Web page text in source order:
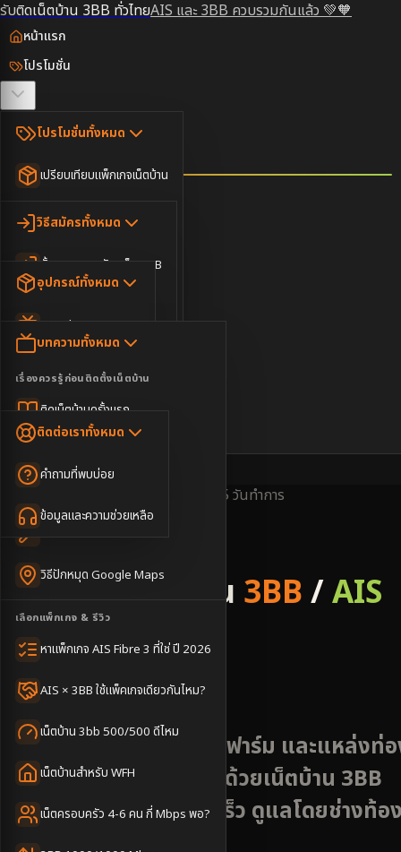
รับติดเน็ตบ้าน 3BB ทั่วไทยAIS และ 3BB ควบรวมกันแล้ว 💚🧡
หน้าแรก
โปรโมชั่น
โปรโมชั่นทั้งหมด
เปรียบเทียบแพ็กเกจเน็ตบ้าน
เน็ตบ้าน Super Fast
เน็ตบ้าน 2Gbps
เน็ตบ้านพร้อมกล่องทีวี
เน็ตบ้าน + Netflix
เน็ตบ้าน + บริการเสริม
เน็ตบ้านแรงทุกชั้น
ตรวจสอบพื้นที่
วิธีสมัครทั้งหมด
ขั้นตอนการสมัครเน็ต 3BB
อุปกรณ์
อุปกรณ์ทั้งหมด
AIS Play Box
Dongle เน็ตสำรอง
บทความ
บทความทั้งหมด
เรื่องควรรู้ก่อนติดตั้งเน็ตบ้าน
ติดเน็ตบ้านครั้งแรก
เทคนิคขอคิวช่างได้ไว
วิธีปักหมุด Google Maps
เลือกแพ็กเกจ & รีวิว
หาแพ็กเกจ AIS Fibre 3 ที่ใช่ ปี 2026
AIS × 3BB ใช้แพ็คเกจเดียวกันไหม?
เน็ตบ้าน 3bb 500/500 ดีไหม
เน็ตบ้านสำหรับ WFH
เน็ตครอบครัว 4-6 คน กี่ Mbps พอ?
ข่าวสาร
ติดต่อเราทั้งหมด
คำถามที่พบบ่อย
ข้อมูลและความช่วยเหลือ
🇹🇭🇬🇧
3-5 วันทำการ
3BB & AIS Fibre
รับติดตั้งเน็ตบ้าน 3BB/AIS
Fibre
อำเภอดอนเจดีย์
เสริมความพร้อมให้บ้าน ฟาร์ม และแหล่งท่
เที่ยวในอำเภอดอนเจดีย์ด้วยเน็ตบ้าน 3BB
AIS Fibre3 ติดตั้งรวดเร็ว ดูแลโดยช่างท้อ
ถิ่น